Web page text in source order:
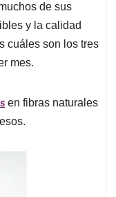
de sus
y la calidad
cuáles son los tres
mes.
en fibras naturales